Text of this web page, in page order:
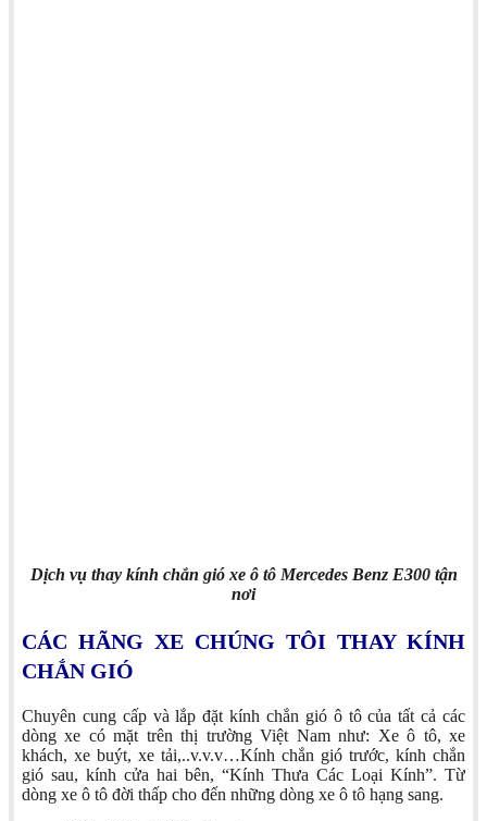
Dịch vụ thay kính chắn gió xe ô tô Mercedes Benz E300 tận
nơi
CÁC HÃNG XE CHÚNG TÔI THAY KÍNH
CHẮN GIÓ
Chuyên cung cấp và lắp đặt kính chắn gió ô tô của tất cả các
dòng xe có mặt trên thị trường Việt Nam như: Xe ô tô, xe
khách, xe buýt, xe tải,..v.v.v…Kính chắn gió trước, kính chắn
gió sau, kính cửa hai bên, “Kính Thưa Các Loại Kính”. Từ
dòng xe ô tô đời thấp cho đến những dòng xe ô tô hạng sang.